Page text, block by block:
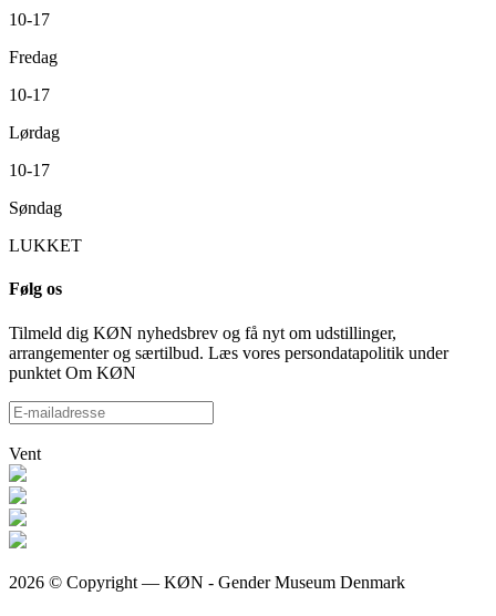
10-17
Fredag
10-17
Lørdag
10-17
Søndag
LUKKET
Følg os
Tilmeld dig KØN nyhedsbrev og få nyt om udstillinger,
arrangementer og særtilbud. Læs vores persondatapolitik under
punktet Om KØN
Vent
2026 © Copyright — KØN - Gender Museum Denmark